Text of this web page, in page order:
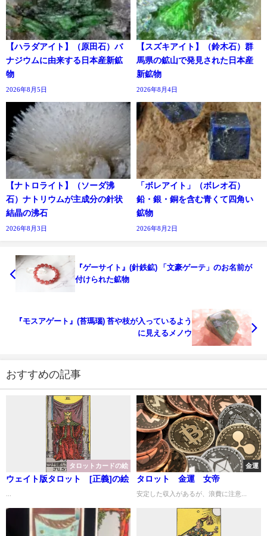
【ハラダアイト】（原田石）バ
ナジウムに由来する日本産新鉱
物
2026年8月5日
【スズキアイト】（鈴木石）群
馬県の鉱山で発見された日本産
新鉱物
2026年8月4日
【ナトロライト】（ソーダ沸
石）ナトリウムが主成分の針状
結晶の沸石
2026年8月3日
「ボレアイト」（ボレオ石）
鉛・銀・銅を含む青くて四角い
鉱物
2026年8月2日
『ゲーサイト』(針鉄鉱) 「文豪ゲーテ」のお名前が
付けられた鉱物
『モスアゲート』(苔瑪瑙) 苔や枝が入っているよう
に見えるメノウ
おすすめの記事
タロットカードの絵
ウェイト版タロット [正義]の絵
金運
タロット 金運 女帝
安定した収入があるが、浪費に注意...